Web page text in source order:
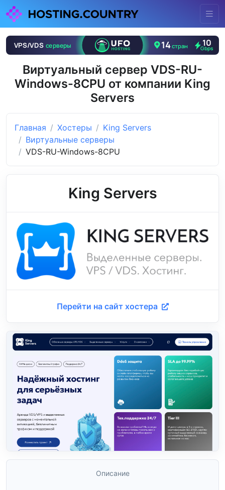
Виртуальный сервер VDS-RU-
Windows-8CPU от компании King
Servers
Главная Хостеры
King Servers
Виртуальные серверы
VDS-RU-Windows-8CPU
King Servers
Перейти на сайт хостера
Описание